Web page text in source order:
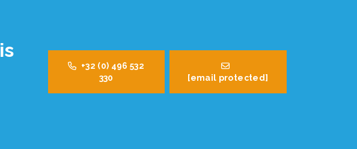
+32 (0) 496 532
330
[email protected]